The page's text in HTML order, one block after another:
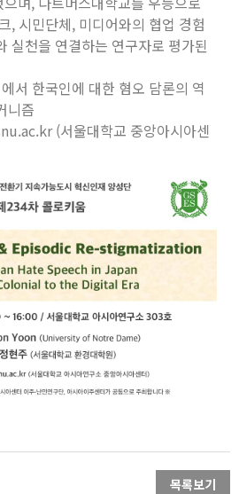
, 시민단체, 미디어와의 협업 경험
실천을 연결하는 연구자로 평가된
서 한국인에 대한 혐오 담론의 역
니즘
(서울대학교 중앙아시아센
목록보기